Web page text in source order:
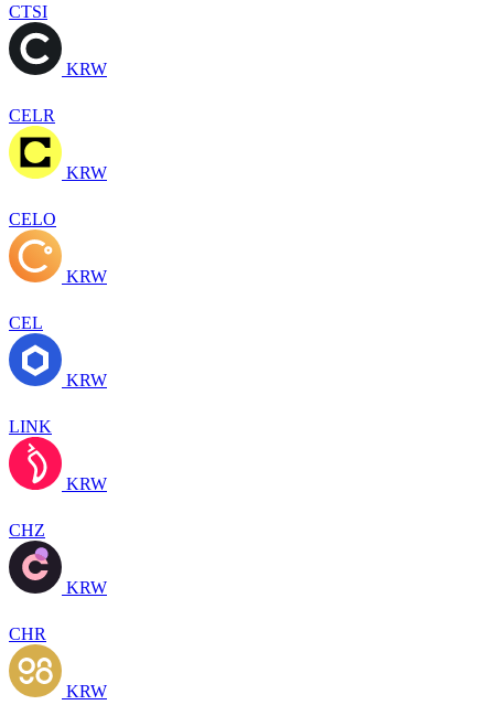
CTSI
KRW
CELR
KRW
CELO
KRW
CEL
KRW
LINK
KRW
CHZ
KRW
CHR
KRW